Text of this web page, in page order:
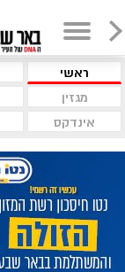
ראשי
מגזין
אינדקס